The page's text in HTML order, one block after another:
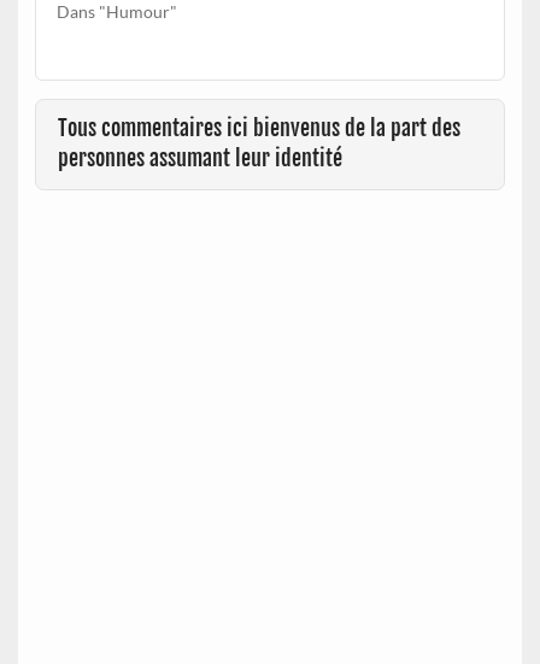
Dans "Humour"
Tous commentaires ici bienvenus de la part des
personnes assumant leur identité